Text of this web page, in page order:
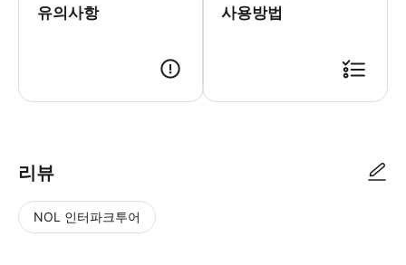
유의사항 사용방법
리뷰
NOL 인터파크투어